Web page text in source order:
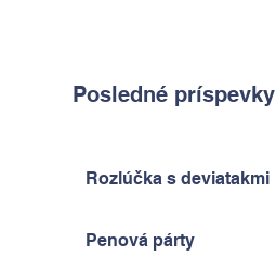
Posledné príspevky
Rozlúčka s deviatakmi
Penová párty